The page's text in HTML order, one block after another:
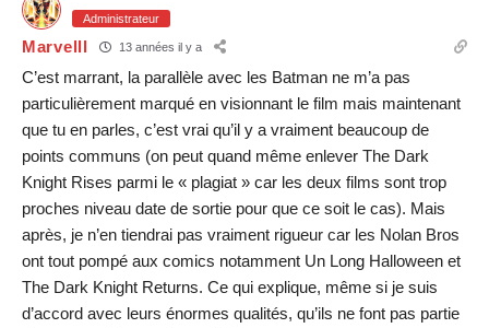
Administrateur
Marvelll 13 années il y a
C’est marrant, la parallèle avec les Batman ne m’a pas
particulièrement marqué en visionnant le film mais maintenant
que tu en parles, c’est vrai qu’il y a vraiment beaucoup de
points communs (on peut quand même enlever The Dark
Knight Rises parmi le « plagiat » car les deux films sont trop
proches niveau date de sortie pour que ce soit le cas). Mais
après, je n’en tiendrai pas vraiment rigueur car les Nolan Bros
ont tout pompé aux comics notamment Un Long Halloween et
The Dark Knight Returns. Ce qui explique, même si je suis
d’accord avec leurs énormes qualités, qu’ils ne font pas partie